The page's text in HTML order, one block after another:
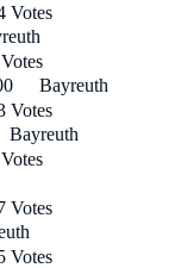
Votes
Bayreuth
Votes
Bayreuth
Votes
Votes